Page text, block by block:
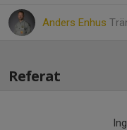
Anders Enhus
Referat